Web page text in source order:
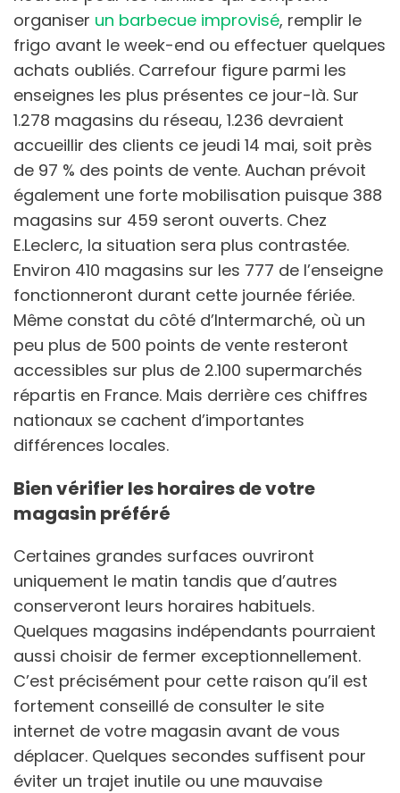
organiser un barbecue improvisé, remplir le
frigo avant le week-end ou effectuer quelques
achats oubliés. Carrefour figure parmi les
enseignes les plus présentes ce jour-là. Sur
1.278 magasins du réseau, 1.236 devraient
accueillir des clients ce jeudi 14 mai, soit près
de 97 % des points de vente. Auchan prévoit
également une forte mobilisation puisque 388
magasins sur 459 seront ouverts. Chez
E.Leclerc, la situation sera plus contrastée.
Environ 410 magasins sur les 777 de l’enseigne
fonctionneront durant cette journée fériée.
Même constat du côté d’Intermarché, où un
peu plus de 500 points de vente resteront
accessibles sur plus de 2.100 supermarchés
répartis en France. Mais derrière ces chiffres
nationaux se cachent d’importantes
différences locales.
Bien vérifier les horaires de votre
magasin préféré
Certaines grandes surfaces ouvriront
uniquement le matin tandis que d’autres
conserveront leurs horaires habituels.
Quelques magasins indépendants pourraient
aussi choisir de fermer exceptionnellement.
C’est précisément pour cette raison qu’il est
fortement conseillé de consulter le site
internet de votre magasin avant de vous
déplacer. Quelques secondes suffisent pour
éviter un trajet inutile ou une mauvaise